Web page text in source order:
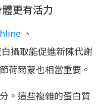
更有活力
、
白攝取能促進新陳代謝
荷爾蒙也相當重要。
。這些複雜的蛋白質